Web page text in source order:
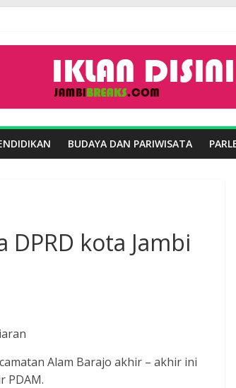
BUDAYA DAN PARIWISATA
kota Jambi
Alam Barajo akhir – akhir ini
PDAM.